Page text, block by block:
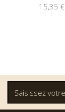
15,35 €